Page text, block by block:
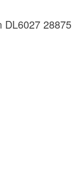
DL6027 28875